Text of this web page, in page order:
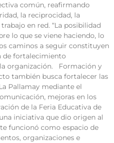
común, reafirmando
la reciprocidad, la
en red. “La posibilidad
lo que se viene haciendo, lo
caminos a seguir constituyen
de fortalecimiento
organización. Formación y
también busca fortalecer las
Pallamay mediante el
mejoras en los
de la Feria Educativa de
iniciativa que dio origen al
funcionó como espacio de
organizaciones e